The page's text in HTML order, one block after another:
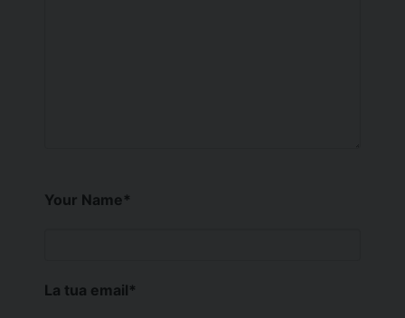
Your Name*
La tua email*